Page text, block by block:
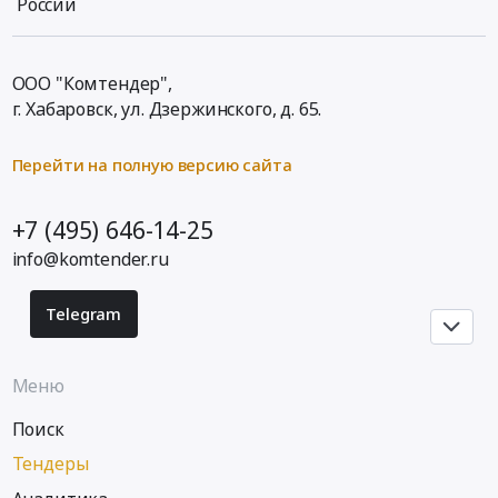
ООО "Комтендер",
г. Хабаровск,ул. Дзержинского, д. 65.
Перейти на полную версию сайта
+7 (495) 646-14-25
info@komtender.ru
Telegram
Меню
Поиск
Тендеры